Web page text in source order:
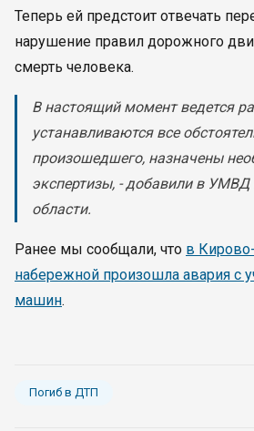
Теперь ей предстоит отвечать
нарушение правил дорожного
смерть человека.
В настоящий момент ведется
устанавливаются все
произошедшего, назначены
экспертизы, - добавили в
области.
Ранее мы сообщали, что в
набережной произошла авария с
машин.
Погиб в ДТП